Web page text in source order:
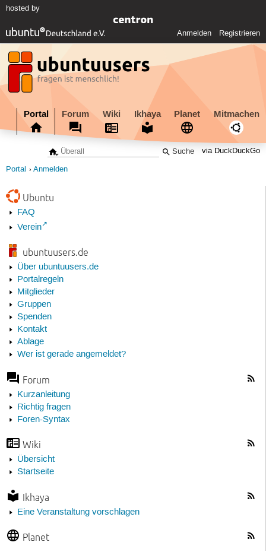
hosted by
Anmelden Registrieren
Portal Forum Wiki Ikhaya Planet Mitmachen
via DuckDuckGo
Portal Anmelden
Ubuntu
FAQ
Verein
ubuntuusers.de
Über ubuntuusers.de
Portalregeln
Mitglieder
Gruppen
Spenden
Kontakt
Ablage
Wer ist gerade angemeldet?
Forum
Kurzanleitung
Richtig fragen
Foren-Syntax
Wiki
Übersicht
Startseite
Ikhaya
Eine Veranstaltung vorschlagen
Planet